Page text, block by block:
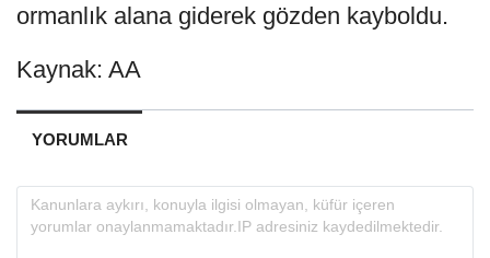
ormanlık alana giderek gözden kayboldu.
Kaynak: AA
YORUMLAR